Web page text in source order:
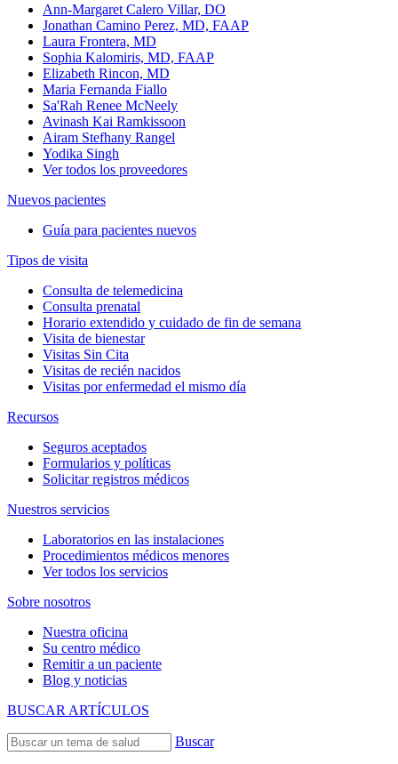
Ann-Margaret Calero Villar, DO
Jonathan Camino Perez, MD, FAAP
Laura Frontera, MD
Sophia Kalomiris, MD, FAAP
Elizabeth Rincon, MD
Maria Fernanda Fiallo
Sa'Rah Renee McNeely
Avinash Kai Ramkissoon
Airam Stefhany Rangel
Yodika Singh
Ver todos los proveedores
Nuevos pacientes
Guía para pacientes nuevos
Tipos de visita
Consulta de telemedicina
Consulta prenatal
Horario extendido y cuidado de fin de semana
Visita de bienestar
Visitas Sin Cita
Visitas de recién nacidos
Visitas por enfermedad el mismo día
Recursos
Seguros aceptados
Formularios y políticas
Solicitar registros médicos
Nuestros servicios
Laboratorios en las instalaciones
Procedimientos médicos menores
Ver todos los servicios
Sobre nosotros
Nuestra oficina
Su centro médico
Remitir a un paciente
Blog y noticias
BUSCAR ARTÍCULOS
Buscar